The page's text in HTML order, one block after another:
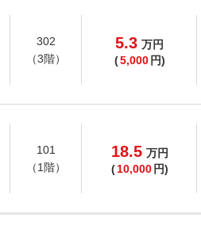
302
（3階）
5.3 万円
(5,000 円)
101
（1階）
18.5 万円
( 10,000 円)